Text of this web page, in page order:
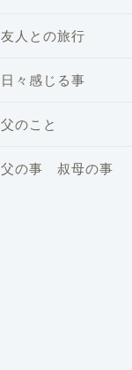
友人との旅行
日々感じる事
父のこと
父の事 叔母の事